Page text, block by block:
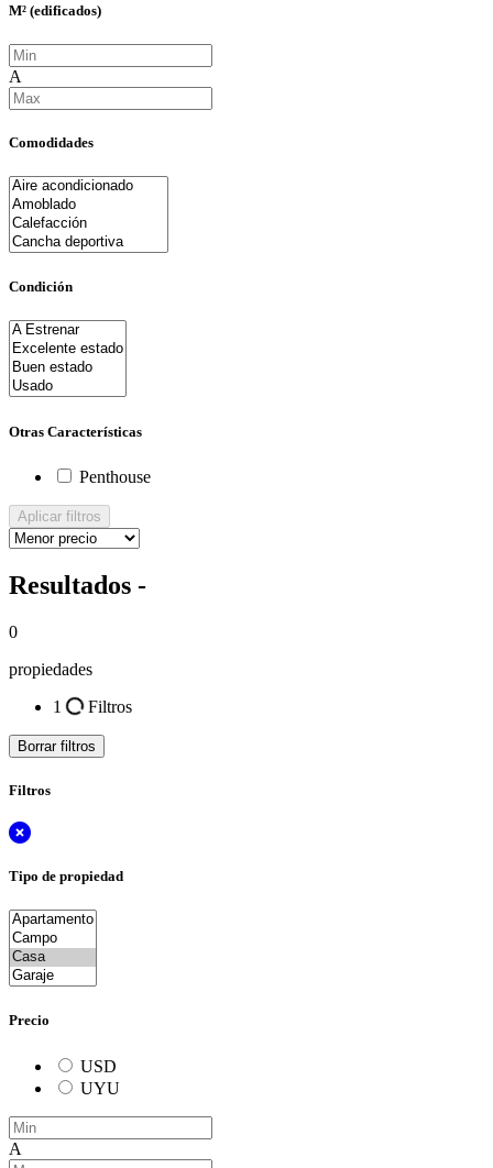
M² (edificados)
A
Comodidades
Condición
Otras Características
Penthouse
Aplicar filtros
Resultados -
0
propiedades
1
Filtros
Borrar filtros
Filtros
Tipo de propiedad
Precio
USD
UYU
A